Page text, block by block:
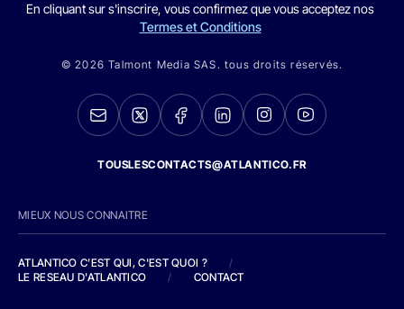
En cliquant sur s'inscrire, vous confirmez que vous acceptez nos
Termes et Conditions
© 2026 Talmont Media SAS. tous droits réservés.
TOUSLESCONTACTS@ATLANTICO.FR
MIEUX NOUS CONNAITRE
ATLANTICO C'EST QUI, C'EST QUOI ?
/
LE RESEAU D'ATLANTICO
/ CONTACT